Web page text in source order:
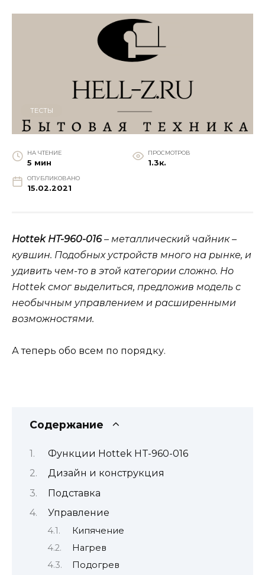
ТЕСТЫ
НА ЧТЕНИЕ
5 мин
ПРОСМОТРОВ
1.3к.
ОПУБЛИКОВАНО
15.02.2021
Hottek HT-960-016– металлический чайник –
кувшин. Подобных устройств много на рынке, и
удивить чем-то в этой категории сложно. Но
Hottek смог выделиться, предложив модель с
необычным управлением и расширенными
возможностями.
А теперь обо всем по порядку.
Содержание
Функции Hottek HT-960-016
Дизайн и конструкция
Подставка
Управление
Кипячение
Нагрев
Подогрев